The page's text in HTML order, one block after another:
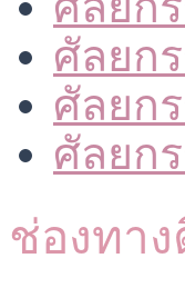
ศัลยก
ศัลยก
ศัลยก
ช่องทา